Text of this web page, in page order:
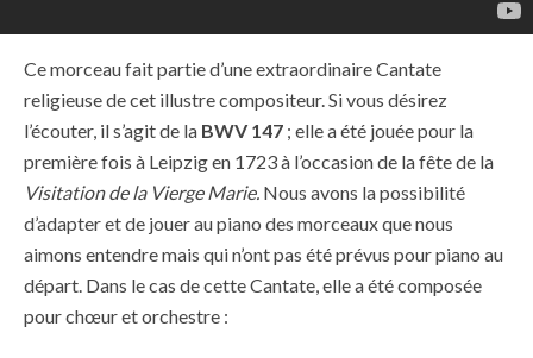
Ce morceau fait partie d’une extraordinaire Cantate
religieuse de cet illustre compositeur. Si vous désirez
l’écouter, il s’agit de la BWV 147 ; elle a été jouée pour la
première fois à Leipzig en 1723 à l’occasion de la fête de la
Visitation de la Vierge Marie. Nous avons la possibilité
d’adapter et de jouer au piano des morceaux que nous
aimons entendre mais qui n’ont pas été prévus pour piano au
départ. Dans le cas de cette Cantate, elle a été composée
pour chœur et orchestre :